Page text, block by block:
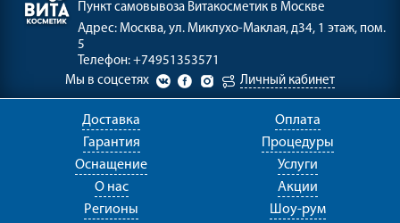
Пункт самовывоза Витакосметик в Москве
Адрес: Москва, ул. Миклухо-Маклая, д34, 1 этаж, пом.
5
Телефон: +74951353571
Мы в соцсетях
Личный кабинет
Доставка
Оплата
Гарантия
Процедуры
Оснащение
Услуги
О нас
Акции
Регионы
Шоу-рум